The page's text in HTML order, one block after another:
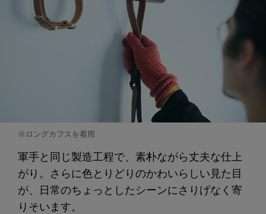
※ロングカフスを着用
軍手と同じ製造工程で、素朴ながら丈夫な仕上
がり。さらに色とりどりのかわいらしい見た目
が、日常のちょっとしたシーンにさりげなく寄
りそいます。